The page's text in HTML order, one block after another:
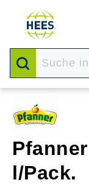
l/Pack.